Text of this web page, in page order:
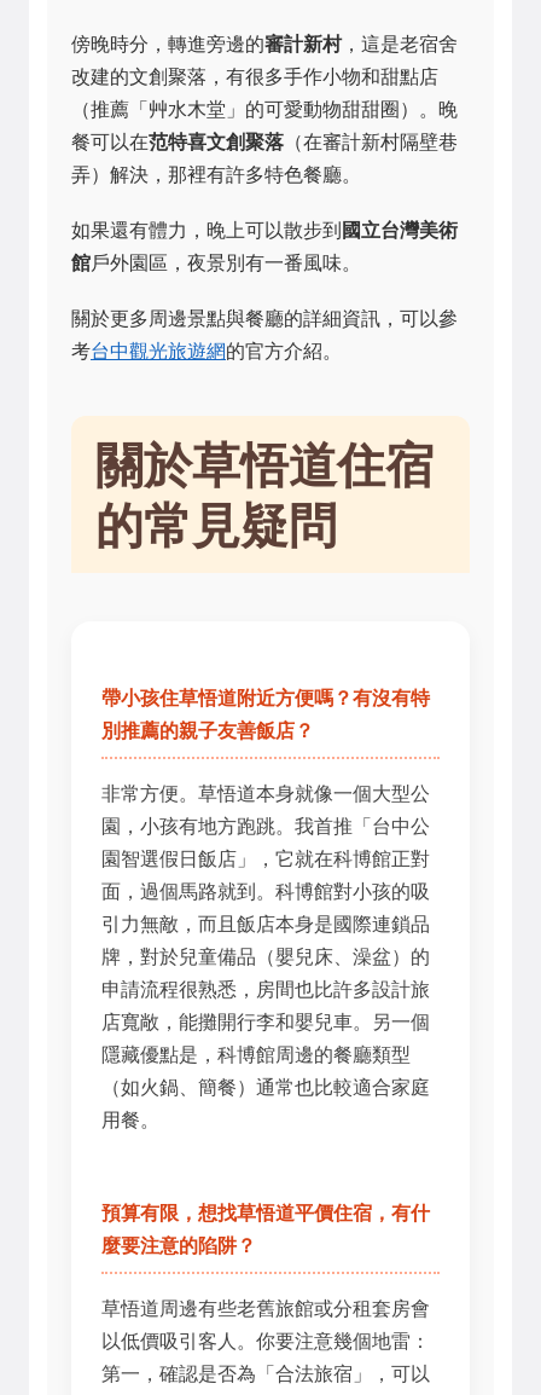
傍晚時分，轉進旁邊的審計新村，這是老宿舍
改建的文創聚落，有很多手作小物和甜點店
（推薦「艸水木堂」的可愛動物甜甜圈）。晚
餐可以在范特喜文創聚落 （在審計新村隔壁巷
弄）解決，那裡有許多特色餐廳。
如果還有體力，晚上可以散步到 國立台灣美術
館戶外園區，夜景別有一番風味。
關於更多周邊景點與餐廳的詳細資訊，可以參
考台中觀光旅遊網的官方介紹。
關於草悟道住宿
的常見疑問
帶小孩住草悟道附近方便嗎？有沒有特
別推薦的親子友善飯店？
非常方便。草悟道本身就像一個大型公
園，小孩有地方跑跳。我首推「台中公
園智選假日飯店」，它就在科博館正對
面，過個馬路就到。科博館對小孩的吸
引力無敵，而且飯店本身是國際連鎖品
牌，對於兒童備品（嬰兒床、澡盆）的
申請流程很熟悉，房間也比許多設計旅
店寬敞，能攤開行李和嬰兒車。另一個
隱藏優點是，科博館周邊的餐廳類型
（如火鍋、簡餐）通常也比較適合家庭
用餐。
預算有限，想找草悟道平價住宿，有什
麼要注意的陷阱？
草悟道周邊有些老舊旅館或分租套房會
以低價吸引客人。你要注意幾個地雷：
第一，確認是否為「合法旅宿」，可以